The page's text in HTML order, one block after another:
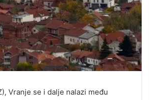
Vranje se i dalje nalazi među